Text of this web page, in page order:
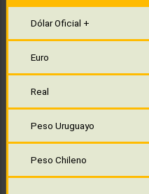
Dólar Oficial +
Euro
Real
Peso Uruguayo
Peso Chileno